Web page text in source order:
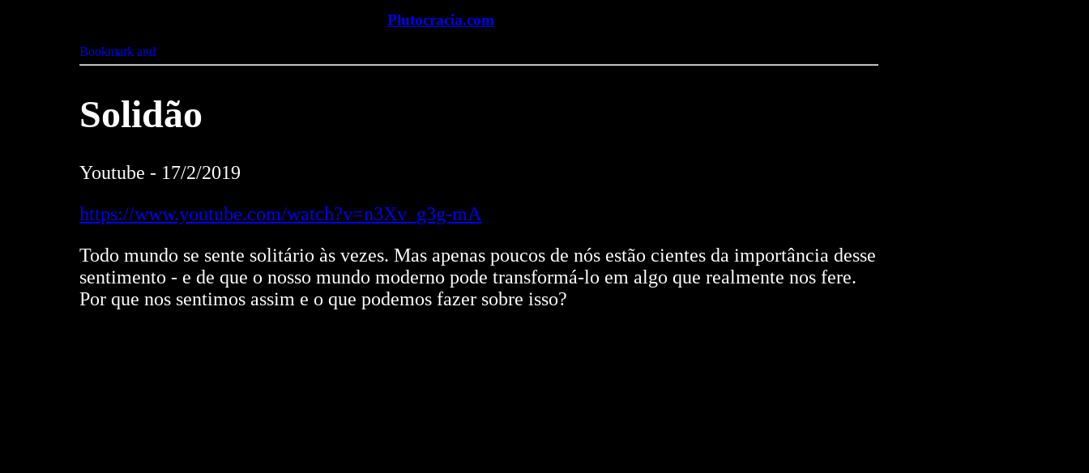
Plutocracia.com
Solidão
Youtube - 17/2/2019
https://www.youtube.com/watch?v=n3Xv_g3g-mA
Todo mundo se sente solitário às vezes. Mas apenas poucos de nós estão cientes da importância desse
sentimento - e de que o nosso mundo moderno pode transformá-lo em algo que realmente nos fere.
Por que nos sentimos assim e o que podemos fazer sobre isso?